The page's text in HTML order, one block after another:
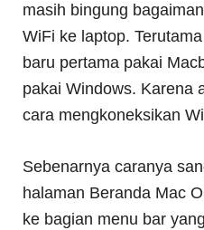
masih bingung
WiFi ke laptop.
baru pertama pakai
pakai Windows. Karena
cara mengkoneksikan
Sebenarnya caranya
halaman Beranda Mac
ke bagian menu bar